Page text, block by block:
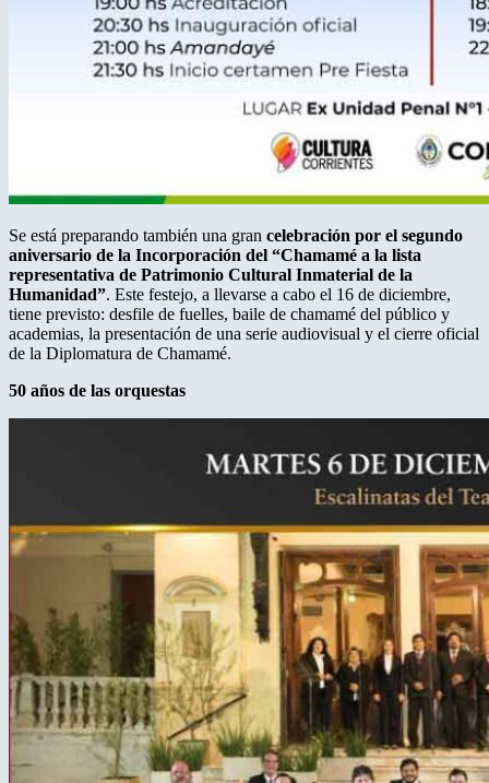
Se está preparando también una gran celebración por el segundo
aniversario de la Incorporación del “Chamamé a la lista
representativa de Patrimonio Cultural Inmaterial de la
Humanidad”. Este festejo, a llevarse a cabo el 16 de diciembre,
tiene previsto: desfile de fuelles, baile de chamamé del público y
academias, la presentación de una serie audiovisual y el cierre oficial
de la Diplomatura de Chamamé.
50 años de las orquestas